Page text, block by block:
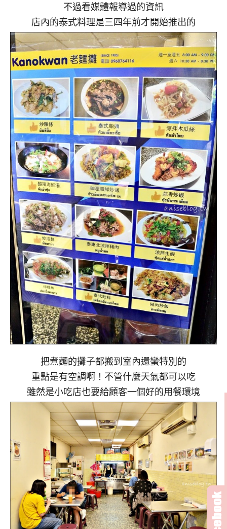
不過看媒體報導過的資訊
店內的泰式料理是三四年前才開始推出的
把煮麵的攤子都搬到室內還蠻特別的
重點是有空調啊！不管什麼天氣都可以吃
雖然是小吃店也要給顧客一個好的用餐環境